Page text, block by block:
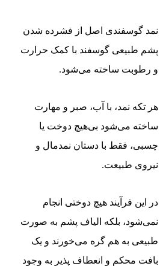
نمد گوسفندی اصل از فشرده شدن
پشم طبیعی گوسفند با کمک حرارت
و رطوبت ساخته می‌شود.
هر تکه نمد، با آب، صبر و مهارت
ساخته می‌شود بی‌هیچ دوخت یا
چسبی، فقط با دستان نمدمال و
نیروی طبیعت.
در این فرآیند هیچ دوختی انجام
نمی‌شود، بلکه الیاف پشم به صورت
طبیعی به هم گره می‌خورند و یک
بافت محکم و انعطاف پذیر به وجود